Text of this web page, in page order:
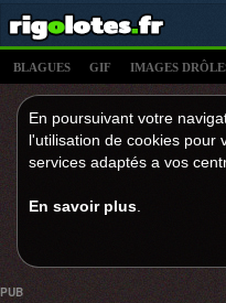
BLAGUES GIF IMAGES
En poursuivant votre
l'utilisation de cookies pour
services adaptés a vos
En savoir plus
PUB